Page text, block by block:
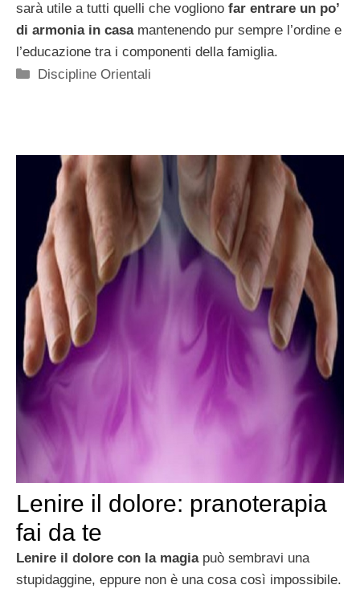
sarà utile a tutti quelli che vogliono far entrare un po’
di armonia in casamantenendo pur sempre l’ordine e
l’educazione tra i componenti della famiglia.
Categorie
Discipline Orientali
Lenire il dolore: pranoterapia
fai da te
Lenire il dolore con la magiapuò sembravi una
stupidaggine, eppure non è una cosa così impossibile.